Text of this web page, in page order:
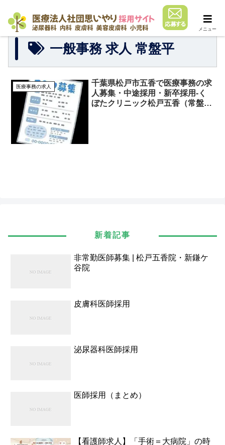
一般事務 求人 常盤平
医療事務の求人
千葉県松戸市五香で医療事務の求
人募集・中途採用・新卒採用-く
ぼたクリニック松戸五香（常盤
新着記事
非常勤医師募集 | 松戸五香院・新鎌ケ
谷院
皮膚科医師採用
泌尿器科医師採用
医師採用（まとめ）
【看護師求人】「手術＝大病院」の時
メニュー